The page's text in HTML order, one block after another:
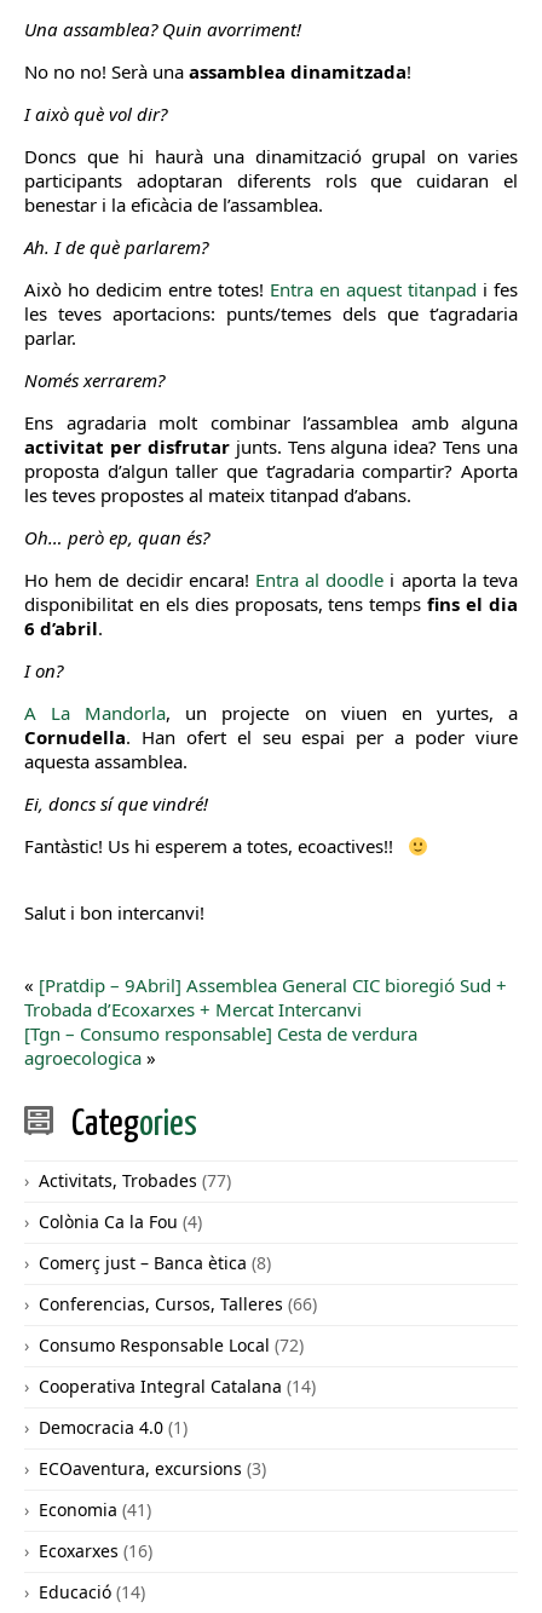
Una assamblea? Quin avorriment!
No no no! Serà una assamblea dinamitzada!
I això què vol dir?
Doncs que hi haurà una dinamització grupal on varies
participants adoptaran diferents rols que cuidaran el
benestar i la eficàcia de l’assamblea.
Ah. I de què parlarem?
Això ho dedicim entre totes! Entra en aquest titanpad i fes
les teves aportacions: punts/temes dels que t’agradaria
parlar​.
Només xerrarem?
Ens agradaria molt combinar l’assamblea amb alguna
activitat per disfrutarjunts. Tens alguna idea? Tens una
proposta d’algun taller que t’agradaria compartir? Aporta
les teves propostes al mateix titanpad d’abans.
Oh… però ep, quan és?
Ho hem de decidir encara! Entra al doodle i aporta la teva
disponibilitat en els dies proposats, tens temps fins el dia
6 d’abril.
I on?
A La Mandorla, un projecte on viuen en yurtes, a
Cornudella. Han ofert el seu espai per a poder viure
aquesta assamblea.
Ei, doncs sí que vindré!
Fantàstic! Us hi esperem a totes, ecoactives!!
Salut i bon intercanvi!
« [Pratdip – 9Abril] Assemblea General CIC bioregió Sud +
Trobada d’Ecoxarxes + Mercat Intercanvi
[Tgn – Consumo responsable] Cesta de verdura
agroecologica »
Categories
Activitats, Trobades (77)
Colònia Ca la Fou (4)
Comerç just – Banca ètica (8)
Conferencias, Cursos, Talleres (66)
Consumo Responsable Local (72)
Cooperativa Integral Catalana (14)
Democracia 4.0 (1)
ECOaventura, excursions (3)
Economia (41)
Ecoxarxes (16)
Educació (14)